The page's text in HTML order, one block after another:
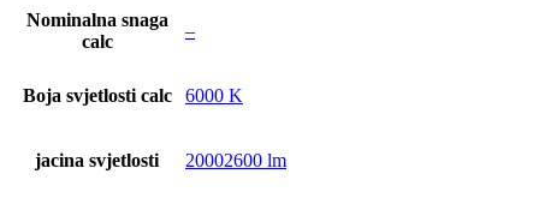
Nominalna snaga
calc
–
Boja svjetlosti calc 6000 K
jacina svjetlosti 20002600 lm